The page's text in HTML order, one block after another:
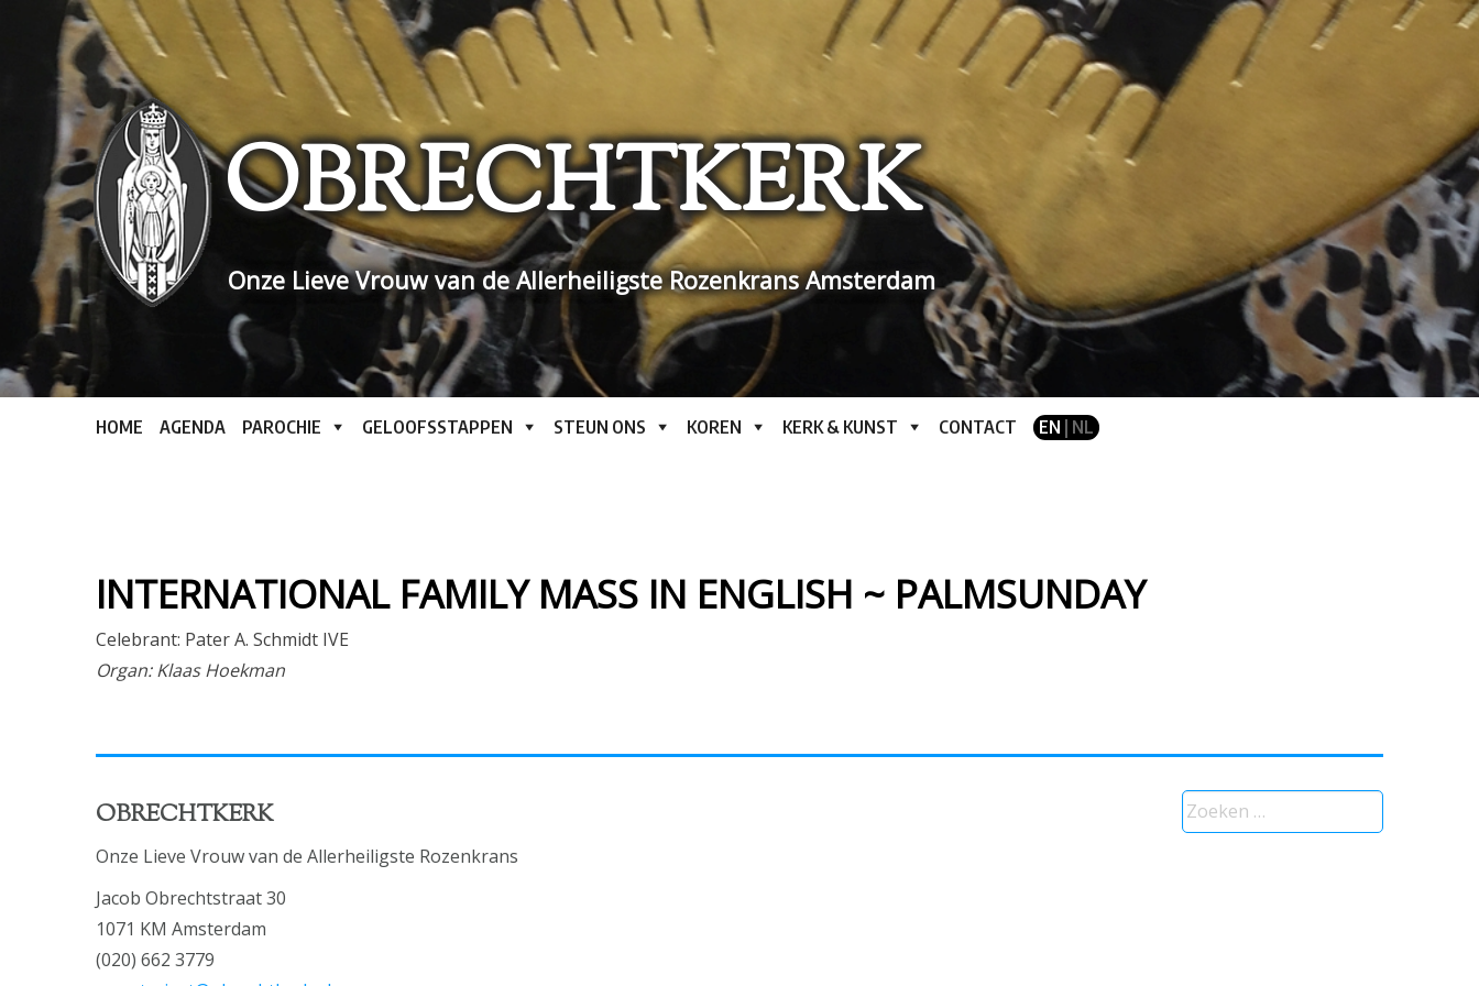
OBRECHTKERK
Onze Lieve Vrouw van de Allerheiligste Rozenkrans Amsterdam
HOME AGENDA PAROCHIE GELOOFSSTAPPEN STEUN ONS KOREN KERK & KUNST CONTACT EN | NL
INTERNATIONAL FAMILY MASS IN ENGLISH ~ PALMSUNDAY
Celebrant: Pater A. Schmidt IVE
Organ: Klaas Hoekman
OBRECHTKERK
Onze Lieve Vrouw van de Allerheiligste Rozenkrans
Jacob Obrechtstraat 30
1071 KM Amsterdam
(020) 662 3779
Zoeken
naar: